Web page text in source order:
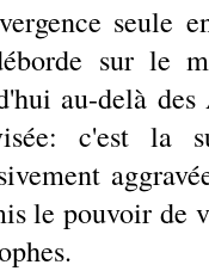
seule
sur le
au-delà
c'est la
le pouvoir de